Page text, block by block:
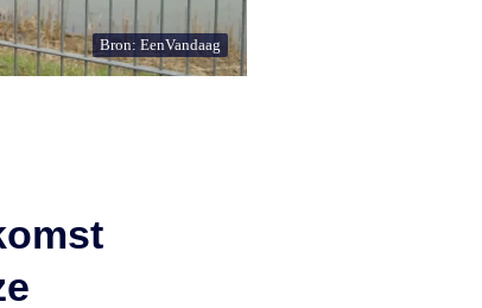
Bron: EenVandaag